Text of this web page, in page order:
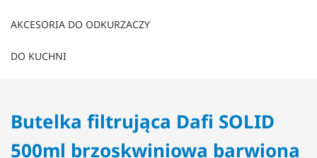
AKCESORIA DO ODKURZACZY
DO KUCHNI
Butelka filtrująca Dafi SOLID
500ml brzoskwiniowa barwiona